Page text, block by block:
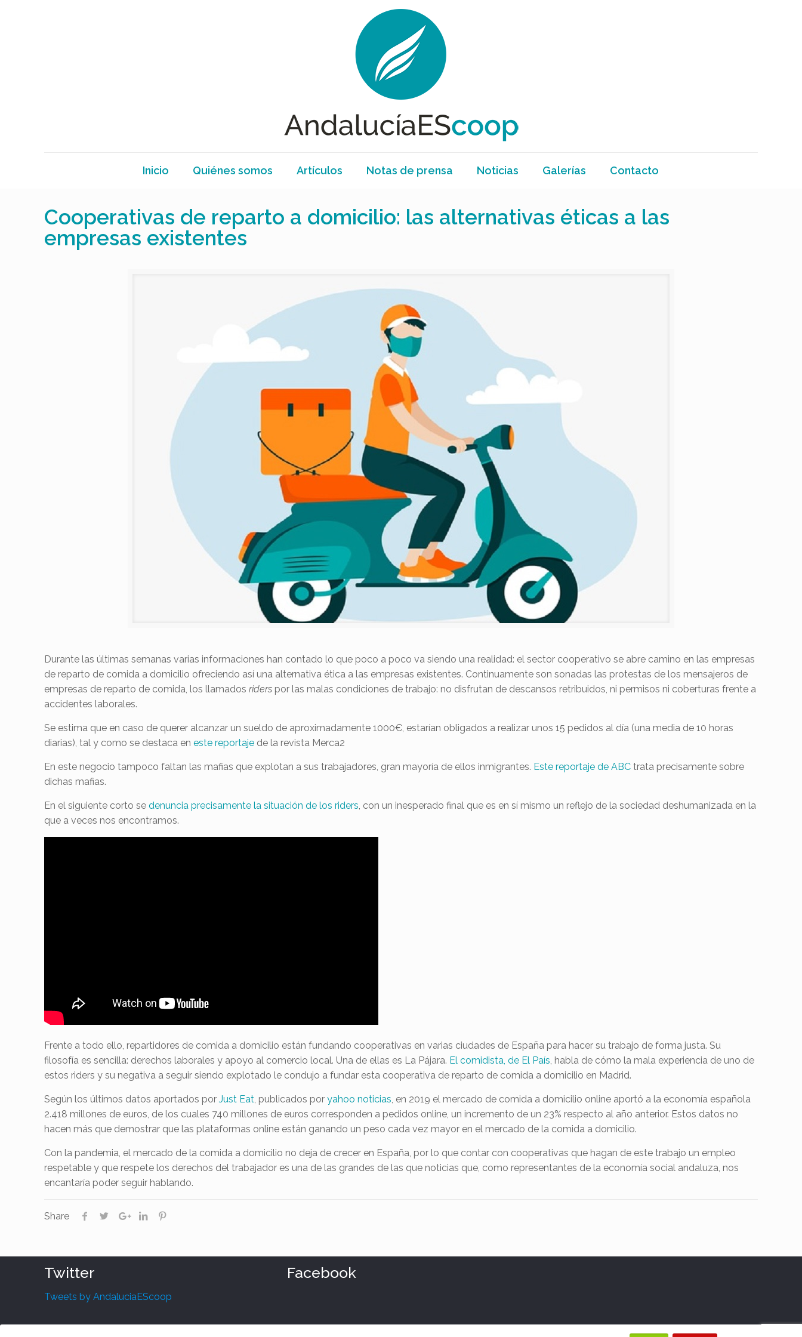
Inicio Quiénes somos Artículos Notas de prensa Noticias Galerías Contacto
Cooperativas de reparto a domicilio: las alternativas éticas a las
empresas existentes
Durante las últimas semanas varias informaciones han contado lo que poco a poco va siendo una realidad: el sector cooperativo se abre camino en las empresas
de reparto de comida a domicilio ofreciendo así una alternativa ética a las empresas existentes. Continuamente son sonadas las protestas de los mensajeros de
empresas de reparto de comida, los llamadosriders por las malas condiciones de trabajo: no disfrutan de descansos retribuidos, ni permisos ni coberturas frente a
accidentes laborales.
Se estima que en caso de querer alcanzar un sueldo de aproximadamente 1000€, estarían obligados a realizar unos 15 pedidos al día (una media de 10 horas
diarias), tal y como se destaca eneste reportaje de la revista Merca2
En este negocio tampoco faltan las mafias que explotan a sus trabajadores, gran mayoría de ellos inmigrantes. Este reportaje de ABC trata precisamente sobre
dichas mafias.
En el siguiente corto sedenuncia precisamente la situación de los riders, con un inesperado final que es en sí mismo un reflejo de la sociedad deshumanizada en la
que a veces nos encontramos.
Frente a todo ello, repartidores de comida a domicilio están fundando cooperativas en varias ciudades de España para hacer su trabajo de forma justa. Su
filosofía es sencilla: derechos laborales y apoyo al comercio local. Una de ellas es La Pájara. El comidista, de El País, habla de cómo la mala experiencia de uno de
estos riders y su negativa a seguir siendo explotado le condujo a fundar esta cooperativa de reparto de comida a domicilio en Madrid.
Según los últimos datos aportados porJust Eat, publicados poryahoo noticias, en 2019 el mercado de comida a domicilio online aportó a la economía española
2.418 millones de euros, de los cuales 740 millones de euros corresponden a pedidos online, un incremento de un 23% respecto al año anterior. Estos datos no
hacen más que demostrar que las plataformas online están ganando un peso cada vez mayor en el mercado de la comida a domicilio.
Con la pandemia, el mercado de la comida a domicilio no deja de crecer en España, por lo que contar con cooperativas que hagan de este trabajo un empleo
respetable y que respete los derechos del trabajador es una de las grandes de las que noticias que, como representantes de la economía social andaluza, nos
encantaría poder seguir hablando.
Share
Twitter
Tweets by AndaluciaEScoop
Facebook